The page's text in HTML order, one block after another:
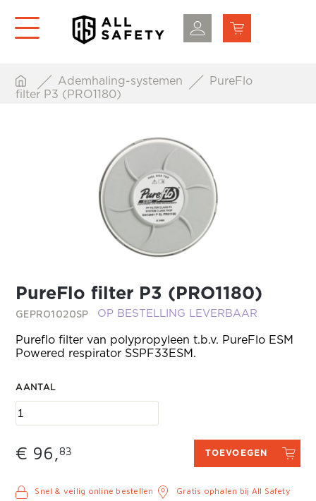
Ademhaling-systemen
PureFlo
filter P3 (PRO1180)
PureFlo filter P3 (PRO1180)
GEPRO1020SP OP BESTELLING LEVERBAAR
Pureflo filter van polypropyleen t.b.v. PureFlo ESM
Powered respirator SSPF33ESM.
AANTAL
€ 96,83 TOEVOEGEN
Snel & veilig online bestellen
Gratis ophalen bij All Safety